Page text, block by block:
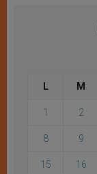
L M
1 2
8 9
15 16